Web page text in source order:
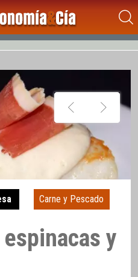
Carne y Pescado
y